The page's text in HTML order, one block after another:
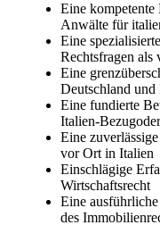
Eine kompetente
Anwälte für
Eine
Rechtsfragen als
Eine
Deutschland und
Eine fundierte
Italien-
Eine
vor Ort in Italien
Einschlägige
Wirtschaftsrecht
Eine
des